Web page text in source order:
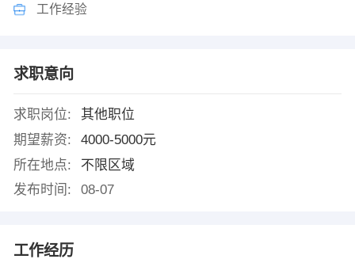
工作经验
求职意向
求职岗位:
其他职位
期望薪资:
4000-5000元
所在地点:
不限区域
发布时间:
08-07
工作经历